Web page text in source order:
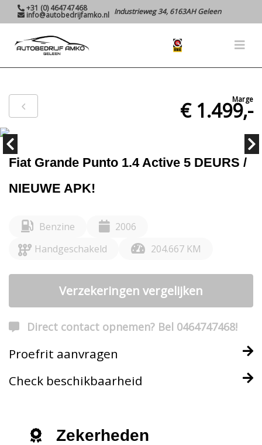
+31 (0) 464747468
info@autobedrijfamko.nl Industrieweg 34, 6163AH Geleen
Marge
€ 1.499,-
Fiat Grande Punto 1.4 Active 5 DEURS /
NIEUWE APK!
Benzine
2006
Handgeschakeld
204.667 KM
Verzekeringen vergelijken
Direct contact opnemen? Bel 0464747468!
Proefrit aanvragen
Check beschikbaarheid
Zekerheden